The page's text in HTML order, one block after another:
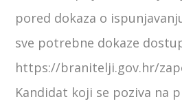
pored dokaza o
sve potrebne dokaze
https://branitelji.gov.hr/
Kandidat koji se poziva na